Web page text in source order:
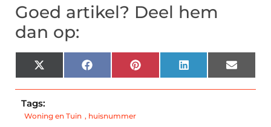
Goed artikel? Deel hem
dan op:
X
(Twitter)
Facebook Pinterest LinkedIn Email
Tags:
Woning en Tuin , huisnummer